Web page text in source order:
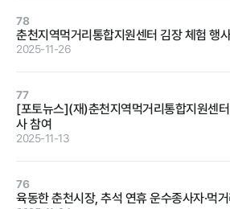
경영목표 및
재무현황
임원 및 운영
인력 현황
인건비 예산
행정정보공개
업무추진비
78
춘천지역먹거리통합지원센터 김장 체험 행사
2025-11-26
77
[포토뉴스](재)춘천지역먹거리통합지원센
사 참여
2025-11-13
76
육동한 춘천시장, 추석 연휴 운수종사자·먹